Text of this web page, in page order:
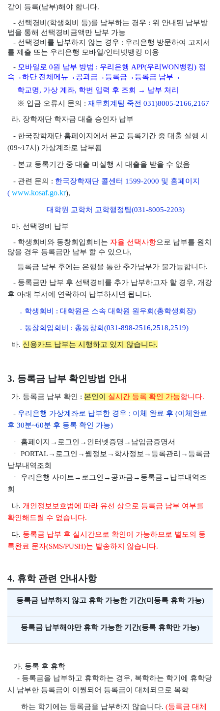
같이 등록(납부)해야 합니다.
- 선택경비(학생회비 등)를 납부하는 경우 : 위 안내된 납부방
법을 통해 선택경비금액만 납부 가능
- 선택경비를 납부하지 않는 경우 : 우리은행 방문하여 고지서
를 제출 또는 우리은행 모바일/인터넷뱅킹 이용
- 모바일로 0원 납부 방법 : 우리은행 APP(우리WON뱅킹) 접
속→하단 전체메뉴→공과금→등록금→등록금 납부→
학교명, 가상 계좌, 학번 입력 후 조회 → 납부 처리
※ 입금 오류시 문의 : 재무회계팀 죽전 031)8005-2166,2167
라. 장학재단 학자금 대출 승인자 납부
- 한국장학재단 홈페이지에서 본교 등록기간 중 대출 실행 시
(09~17시) 가상계좌로 납부됨
- 본교 등록기간 중 대출 미실행 시 대출을 받을 수 없음
- 관련 문의 : 한국장학재단 콜센터 1599-2000 및 홈페이지
( www.kosaf.go.kr),
대학원 교학처 교학행정팀(031-8005-2203)
마. 선택경비 납부
- 학생회비와 동창회입회비는 자율 선택사항으로 납부를 원치
않을 경우 등록금만 납부 할 수 있으나,
등록금 납부 후에는 은행을 통한 추가납부가 불가능합니다.
- 등록금만 납부 후 선택경비를 추가 납부하고자 할 경우, 개강
후 아래 부서에 연락하여 납부하시면 됩니다.
․ 학생회비 : 대학원은 소속 대학원 원우회(총학생회장)
․ 동창회입회비 : 총동창회(031-898-2516,2518,2519)
바. 신용카드 납부는 시행하고 있지 않습니다.
3. 등록금 납부 확인방법 안내
가. 등록금 납부 확인 : 본인이 실시간 등록 확인 가능합니다.
- 우리은행 가상계좌로 납부한 경우 : 이체 완료 후 (이체완료
후 30분~60분 후 등록 확인 가능)
ㆍ 홈페이지→로그인→인터넷증명→납입금증명서
ㆍ PORTAL→로그인→웹정보→학사정보→등록관리→등록금
납부내역조회
ㆍ 우리은행 사이트→로그인→공과금→등록금→납부내역조
회
나. 개인정보보호법에 따라 유선 상으로 등록금 납부 여부를
확인해드릴 수 없습니다.
다. 등록금 납부 후 실시간으로 확인이 가능하므로 별도의 등
록완료 문자(SMS/PUSH)는 발송하지 않습니다.
4. 휴학 관련 안내사항
등록금 납부하지 않고 휴학 가능한 기간(미등록 휴학 가능)
등록금 납부해야만 휴학 가능한 기간(등록 휴학만 가능)
가. 등록 후 휴학
- 등록금을 납부하고 휴학하는 경우, 복학하는 학기에 휴학당
시 납부한 등록금이 이월되어 등록금이 대체 되므로 복학
하는 학기에는 등록금을 납부하지 않습니다. (등록금 대체